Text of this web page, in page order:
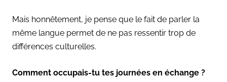
Mais honnêtement, je pense que le fait de parler la
même langue permet de ne pas ressentir trop de
différences culturelles.
Comment occupais-tu tes journées en échange ?